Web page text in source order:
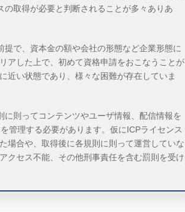
取得が必要と判断されることが多々ありあ
で、資本金の額や会社の形態など企業形態に
アした上で、初めて資格申請をおこなうことが
近い状態であり、様々な困難が存在していま
則ってコンテンツやユーザ情報、配信情報を
管理する必要があります。仮にICPライセンス
場合や、取得後に各規則に則って運営していな
クセス不能、その他刑事責任を含む罰則を受け